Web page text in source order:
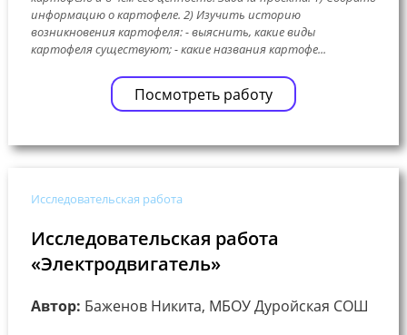
информацию о картофеле. 2) Изучить историю
возникновения картофеля: - выяснить, какие виды
картофеля существуют; - какие названия картофе...
Посмотреть работу
Исследовательская работа
Исследовательская работа
«Электродвигатель»
Автор: Баженов Никита, МБОУ Дуройская СОШ